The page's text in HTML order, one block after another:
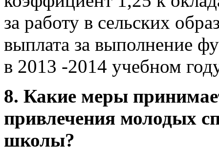
за работу в сельских
выплата за выполнение
в 2013 -2014 учебном
8. Какие меры
привлечения молодых
школы?